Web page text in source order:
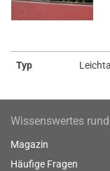
Typ
Wissenswertes
Magazin
Häufige Fragen